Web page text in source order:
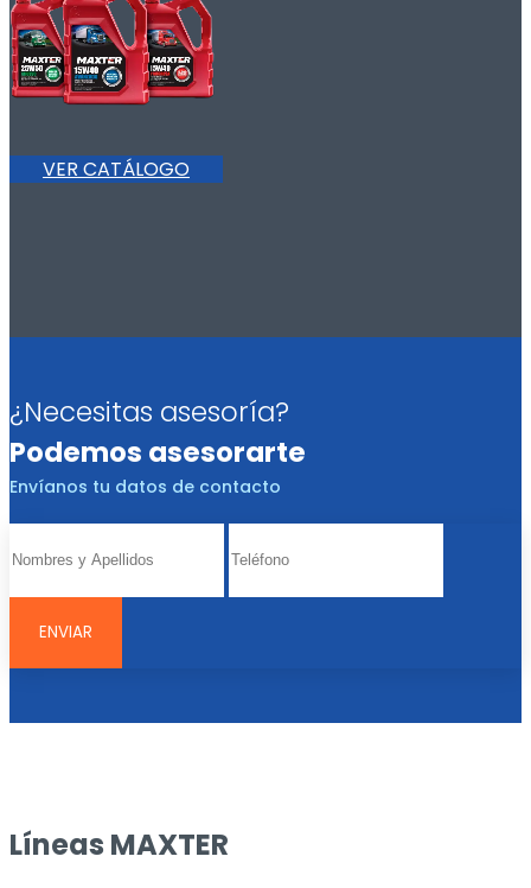
VER CATÁLOGO
¿Necesitas asesoría?
Podemos asesorarte
Envíanos tu datos de contacto
Líneas MAXTER